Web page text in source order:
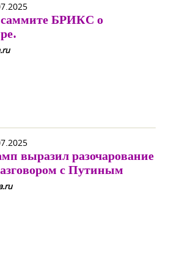
БРИКС о
выразил разочарование
с Путиным